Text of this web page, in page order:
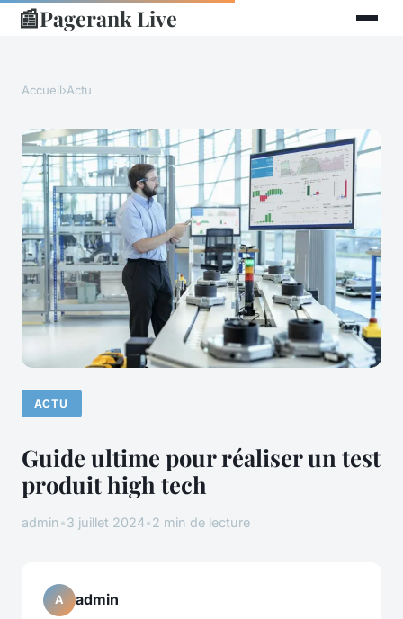
📰Pagerank Live
Accueil›Actu
ACTU
Guide ultime pour réaliser un test
produit high tech
admin•3 juillet 2024•2 min de lecture
A admin